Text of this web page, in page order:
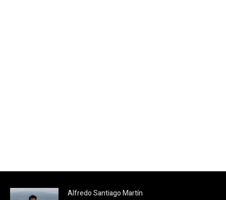
Alfredo Santiago Martín